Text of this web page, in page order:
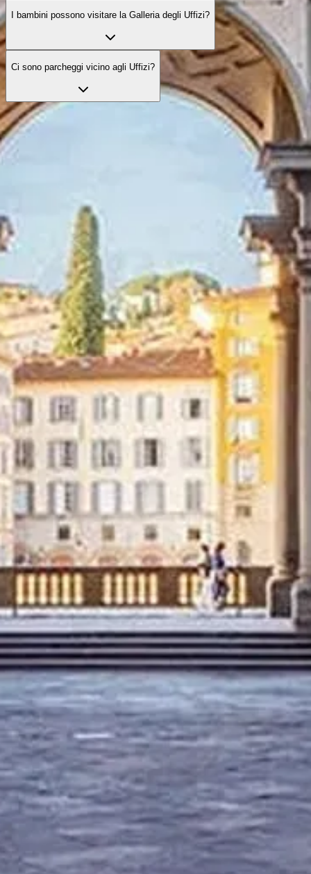
I bambini possono visitare la Galleria degli Uffizi?
Ci sono parcheggi vicino agli Uffizi?
Esplora le visite ufficiali
Esplora visite selezionate per arricchire la tua esperienza con servizi
utili e assistenza dedicata.
Vedi le opzioni di visita
La galleria degli Uffizi
La guida completa per visitare la Galleria degli Uffizi di Firenze.
Scopri i capolavori del Rinascimento, prenota i biglietti e pianifica la
tua visita perfetta a uno dei musei più importanti del mondo.
©
lagalleriadegliuffizi.com non è il sito ufficiale della Galleria
degli Uffizi a Firenze
Este site lagalleriadegliuffizi.com é uma plataforma de informação
independente dedicada a Uffizi.
Todas as marcas registradas pertencem aos seus respectivos
proprietários. Para dúvidas sobre opções de visita (incluindo acesso
e serviços), consulte os provedores oficiais. Contattaci
Link rapidi
Scegli le opzioni di visita
Orari di apertura
Cosa vedere
FAQ
Legale
Note legali
Chi siamo
Privacy Policy
Cookie Policy
Mappa del sito
Creato con ❤️ per viaggiatori e appassionati di storia di tutto il
mondo da qualcuno come loro.
La tua guida personale per Uffizi. Chiedimi tutto sulle opzioni di
visita, orari e altro ancora!
💬